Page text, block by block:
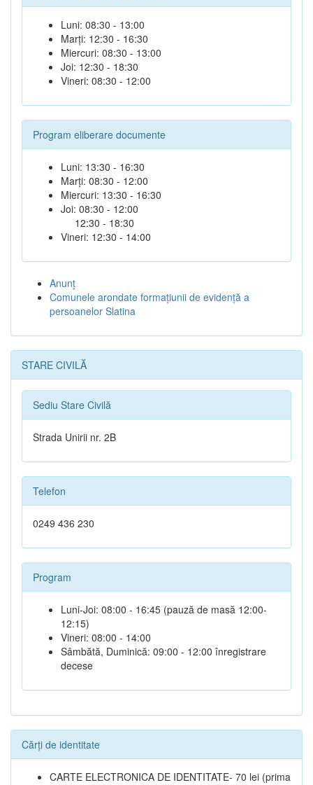
Luni: 08:30 - 13:00
Marți: 12:30 - 16:30
Miercuri: 08:30 - 13:00
Joi: 12:30 - 18:30
Vineri: 08:30 - 12:00
Program eliberare documente
Luni: 13:30 - 16:30
Marți: 08:30 - 12:00
Miercuri: 13:30 - 16:30
Joi: 08:30 - 12:00
12:30 - 18:30
Vineri: 12:30 - 14:00
Anunţ
Comunele arondate formaţiunii de evidenţă a
persoanelor Slatina
STARE CIVILĂ
Sediu Stare Civilă
Strada Unirii nr. 2B
Telefon
0249 436 230
Program
Luni-Joi: 08:00 - 16:45 (pauză de masă 12:00-
12:15)
Vineri: 08:00 - 14:00
Sâmbătă, Duminică: 09:00 - 12:00 înregistrare
decese
Cărți de identitate
CARTE ELECTRONICA DE IDENTITATE- 70 lei (prima